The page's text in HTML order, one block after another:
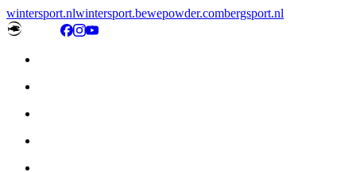
wintersport.nlwintersport.bewepowder.combergsport.nl